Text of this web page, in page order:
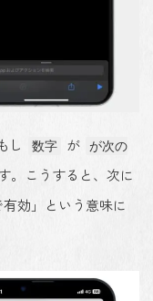
し 数字 が が次の
。こうすると、次に
効」という意味に